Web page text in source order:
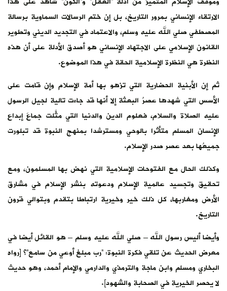
الارتقاء الإنساني بمرور التاريخ، بل إن ختم الرسالات السماوية برسالة
المصطفي صلي الله عليه وسلم، والاعتماد في التجديد الديني وتطوير
القانون الإسلامي على الاجتهاد الإنساني هو أصدق الأدلة على أن هذه
النظرة هي النظرة الإسلامية الحقة في هذا الموضوع.
ثم إن الأبنية الحضارية التي تزهو بها أمة الإسلام وإن قامت على
الأسس التي شهدها عصرُ البعثة إلا أنها قد جاءت تالية لجيل الرسول
عليه الصلاة والسلام، فعلوم الدين والدنيا التي مثَّلت جماعَ إبداع
الإنسان المسلم متأثرا بالوحي ومسترشدا بمنهج النبوة قد تبلورت
جميعُها بعد عصر صدر الإسلام.
وكذلك الحال مع الفتوحات الإسلامية التي نهض بها المسلمون، ومع
تحقيق وتجسيد عالمية الإسلام ودعوته بنشر الإسلام في مشارق
الأرض ومغاربها، كل ذلك خير وخيرية ارتباطا بتقدم وبتوالي قرون
التاريخ.
وأيضا أليس رسول الله – صلي الله عليه وسلم – هو القائل أيضا في
معرض الحديث عن تلقي فكرة النبوة: “رب مبلغ أوعي من سامع”؟ [رواه
البخاري ومسلم وابن ماجة والترمذي والدارمي والإمام أحمد، وهو حديث
لا يحصر الخيرية في الصحابة والشهود].